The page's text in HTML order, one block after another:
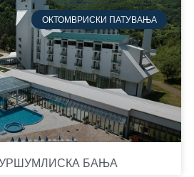
ОКТОМВРИСКИ ПАТУВАЊА
БАЊА